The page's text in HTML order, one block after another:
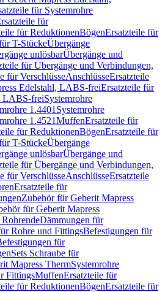
für Systemrohre
für
für ReduktionenBögenErsatzteile für
T-StückeÜbergänge
unlösbarÜbergänge und
für Übergänge und Verbindungen,
für VerschlüsseAnschlüsseErsatzteile
Edelstahl, LABS-freiErsatzteile für
LABS-freiSystemrohre
1.4401 Systemrohre
1.4521MuffenErsatzteile für
für ReduktionenBögenErsatzteile für
T-StückeÜbergänge
unlösbarÜbergänge und
für Übergänge und Verbindungen,
für VerschlüsseAnschlüsseErsatzteile
Ersatzteile für
Zubehör für Geberit Mapress
für Geberit Mapress
Dämmungen für
Rohre und FittingsBefestigungen für
für
Sets Schraube für
Mapress ThermSystemrohre
FittingsMuffenErsatzteile für
für ReduktionenBögenErsatzteile für